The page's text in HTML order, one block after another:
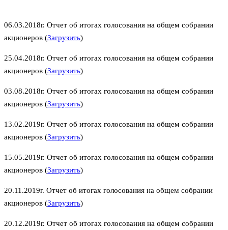
06.03.2018г. Отчет об итогах голосования на общем собрании
акционеров (Загрузить)
25.04.2018г. Отчет об итогах голосования на общем собрании
акционеров (Загрузить)
03.08.2018г. Отчет об итогах голосования на общем собрании
акционеров (Загрузить)
13.02.2019г. Отчет об итогах голосования на общем собрании
акционеров (Загрузить)
15.05.2019г. Отчет об итогах голосования на общем собрании
акционеров (Загрузить)
20.11.2019г. Отчет об итогах голосования на общем собрании
акционеров (Загрузить)
20.12.2019г. Отчет об итогах голосования на общем собрании